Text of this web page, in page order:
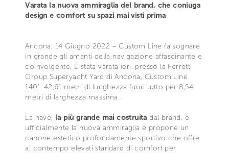
Varata la nuova ammiraglia del brand, che coniuga
design e comfort su spazi mai visti prima
Ancona, 14 Giugno 2022 – Custom Line fa sognare
in grande gli amanti della navigazione affascinante e
coinvolgente. È stata varata ieri, presso la Ferretti
Group Superyacht Yard di Ancona, Custom Line
140’: 42,61 metri di lunghezza fuori tutto per 8,54
metri di larghezza massima.
La nave, la più grande mai costruita dal brand, è
ufficialmente la nuova ammiraglia e propone un
canone estetico profondamente sportivo che offre
al contempo elevati standard di comfort per